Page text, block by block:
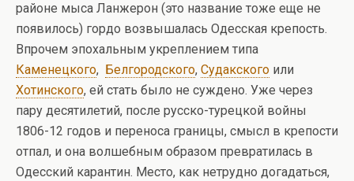
районе мыса Ланжерон (это название тоже еще не
появилось) гордо возвышалась Одесская крепость.
Впрочем эпохальным укреплением типа
Каменецкого, Белгородского, Судакского или
Хотинского, ей стать было не суждено. Уже через
пару десятилетий, после русско-турецкой войны
1806-12 годов и переноса границы, смысл в крепости
отпал, и она волшебным образом превратилась в
Одесский карантин. Место, как нетрудно догадаться,